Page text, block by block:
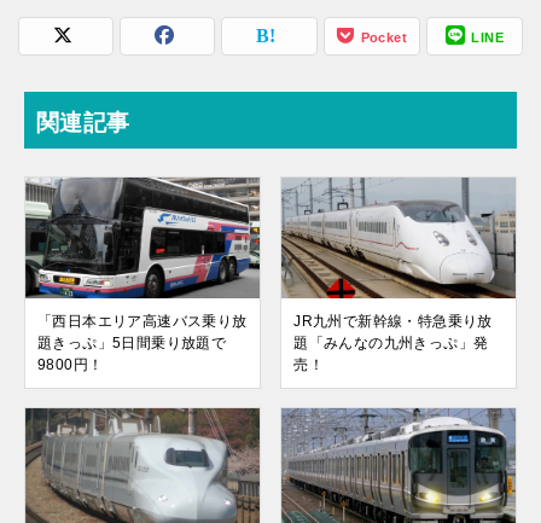
Pocket LINE
関連記事
「西日本エリア高速バス乗り放
題きっぷ」5日間乗り放題で
9800円！
JR九州で新幹線・特急乗り放
題「みんなの九州きっぷ」発
売！